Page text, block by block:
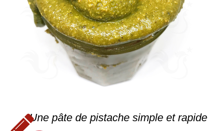
Une pâte de pistache simple et rapide